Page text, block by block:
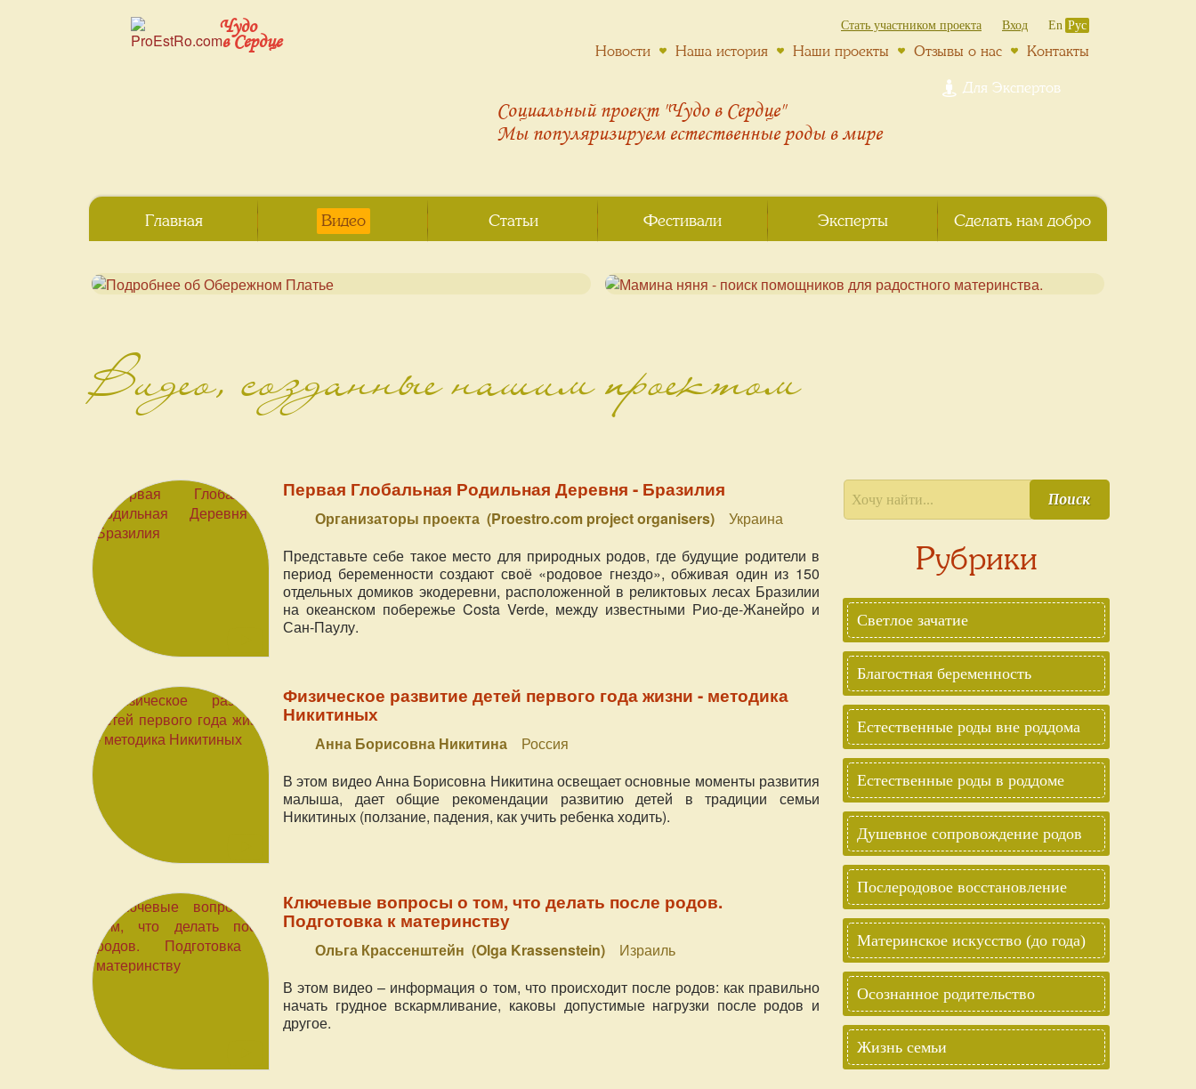
Чудо
в Сердце
Социальный проект "Чудо в Сердце"
Мы популяризируем естественные роды в мире
Видео, созданные нашим проектом
Первая Глобальная Родильная Деревня - Бразилия
Организаторы проекта (Proestro.com project organisers)
Украина
Представьте себе такое место для природных родов, где будущие родители в
период беременности создают своё «родовое гнездо», обживая один из 150
отдельных домиков экодеревни, расположенной в реликтовых лесах Бразилии
на океанском побережье Costa Verde, между известными Рио-де-Жанейро и
Сан-Паулу.
Физическое развитие детей первого года жизни - методика
Никитиных
Анна Борисовна Никитина
Россия
В этом видео Анна Борисовна Никитина освещает основные моменты развития
малыша, дает общие рекомендации развитию детей в традиции семьи
Никитиных (ползание, падения, как учить ребенка ходить).
Ключевые вопросы о том, что делать после родов.
Подготовка к материнству
Ольга Крассенштейн (Olga Krassenstein)
Израиль
В этом видео – информация о том, что происходит после родов: как правильно
начать грудное вскармливание, каковы допустимые нагрузки после родов и
другое.
Поиск
Рубрики
Светлое зачатие
Благостная беременность
Естественные роды вне роддома
Естественные роды в роддоме
Душевное сопровождение родов
Послеродовое восстановление
Материнское искусство (до года)
Осознанное родительство
Жизнь семьи
Стать участником проекта Вход En Рус
Новости Наша история Наши проекты Отзывы о нас Контакты
Главная Видео Статьи Фестивали Эксперты Сделать нам добро
Для Экспертов